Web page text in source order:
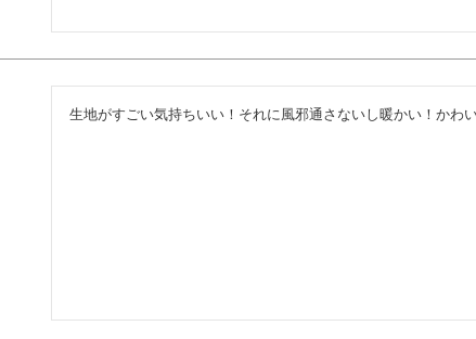
生地がすごい気持ちいい！それに風邪通さないし暖かい！かわ